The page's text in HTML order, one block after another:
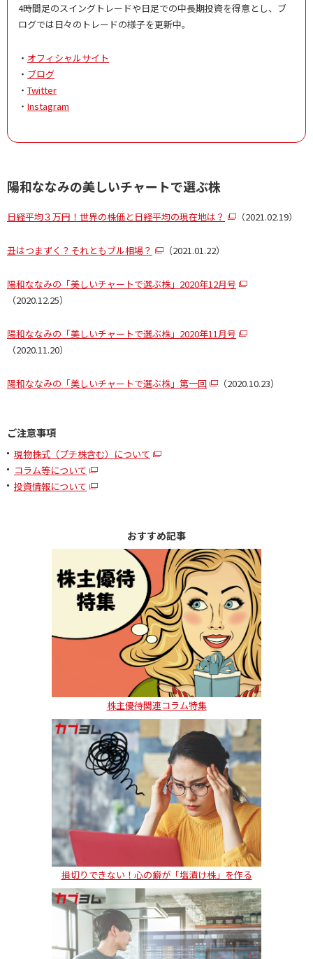
4時間足のスイングトレードや日足での中長期投資を得意とし、ブ
ログでは日々のトレードの様子を更新中。
・ オフィシャルサイト
・ ブログ
・ Twitter
・ Instagram
陽和ななみの美しいチャートで選ぶ株
日経平均３万円！世界の株価と日経平均の現在地は？ （2021.02.19）
丑はつまずく？それともブル相場？ （2021.01.22）
陽和ななみの「美しいチャートで選ぶ株」2020年12月号
（2020.12.25）
陽和ななみの「美しいチャートで選ぶ株」2020年11月号
（2020.11.20）
陽和ななみの「美しいチャートで選ぶ株」第一回 （2020.10.23）
ご注意事項
現物株式（プチ株含む）について
コラム等について
投資情報について
おすすめ記事
株主優待関連コラム特集
損切りできない！心の癖が「塩漬け株」を作る